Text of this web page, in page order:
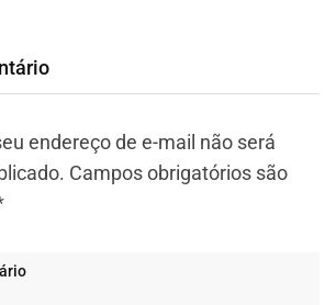
endereço de e-mail não será
Campos obrigatórios são